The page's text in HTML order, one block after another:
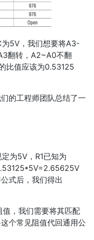
5V，我们想要将A3-
翻转，A2~A0不翻
比值应该为0.53125
的工程师团队总结了一
为5V，R1已知为
式后，我们得出
，我们需要将其匹配
个常见阻值代回通用公